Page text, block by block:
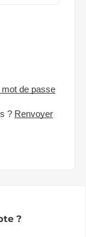
de passe
? Renvoyer
?